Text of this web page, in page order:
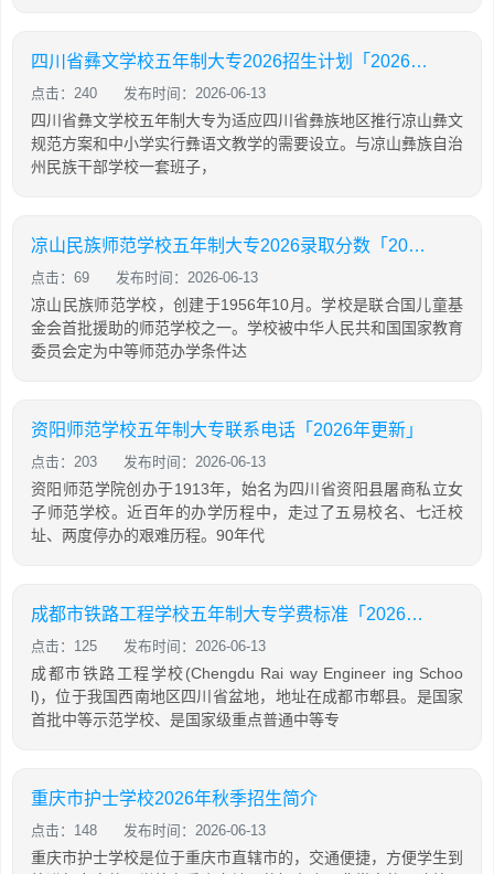
四川省彝文学校五年制大专2026招生计划「2026年更新」
点击：240 发布时间：2026-06-13
四川省彝文学校五年制大专为适应四川省彝族地区推行凉山彝文
规范方案和中小学实行彝语文教学的需要设立。与凉山彝族自治
州民族干部学校一套班子，
凉山民族师范学校五年制大专2026录取分数「2026年更新」
点击：69 发布时间：2026-06-13
凉山民族师范学校，创建于1956年10月。学校是联合国儿童基
金会首批援助的师范学校之一。学校被中华人民共和国国家教育
委员会定为中等师范办学条件达
资阳师范学校五年制大专联系电话「2026年更新」
点击：203 发布时间：2026-06-13
资阳师范学院创办于1913年，始名为四川省资阳县屠商私立女
子师范学校。近百年的办学历程中，走过了五易校名、七迁校
址、两度停办的艰难历程。90年代
成都市铁路工程学校五年制大专学费标准「2026年更新」
点击：125 发布时间：2026-06-13
成都市铁路工程学校(Chengdu Rai way Engineer ing Schoo
l)，位于我国西南地区四川省盆地，地址在成都市郫县。是国家
首批中等示范学校、是国家级重点普通中等专
重庆市护士学校2026年秋季招生简介
点击：148 发布时间：2026-06-13
重庆市护士学校是位于重庆市直辖市的，交通便捷，方便学生到